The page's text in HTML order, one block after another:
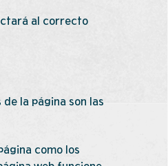
al correcto
la página son las
como los